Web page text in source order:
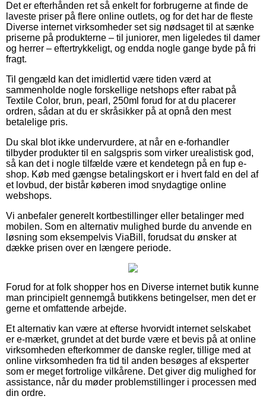
Det er efterhånden ret så enkelt for forbrugerne at finde de
laveste priser på flere online outlets, og for det har de fleste
Diverse internet virksomheder set sig nødsaget til at sænke
priserne på produkterne – til juniorer, men ligeledes til damer
og herrer – eftertrykkeligt, og endda nogle gange byde på fri
fragt.
Til gengæld kan det imidlertid være tiden værd at
sammenholde nogle forskellige netshops efter rabat på
Textile Color, brun, pearl, 250ml forud for at du placerer
ordren, sådan at du er skråsikker på at opnå den mest
betalelige pris.
Du skal blot ikke undervurdere, at når en e-forhandler
tilbyder produkter til en salgspris som virker urealistisk god,
så kan det i nogle tilfælde være et kendetegn på en fup e-
shop. Køb med gængse betalingskort er i hvert fald en del af
et lovbud, der bistår køberen imod snydagtige online
webshops.
Vi anbefaler generelt kortbestillinger eller betalinger med
mobilen. Som en alternativ mulighed burde du anvende en
løsning som eksempelvis ViaBill, forudsat du ønsker at
dække prisen over en længere periode.
Forud for at folk shopper hos en Diverse internet butik kunne
man principielt gennemgå butikkens betingelser, men det er
gerne et omfattende arbejde.
Et alternativ kan være at efterse hvorvidt internet selskabet
er e-mærket, grundet at det burde være et bevis på at online
virksomheden efterkommer de danske regler, tillige med at
online virksomheden fra tid til anden besøges af eksperter
som er meget fortrolige vilkårene. Det giver dig mulighed for
assistance, når du møder problemstillinger i processen med
din ordre.